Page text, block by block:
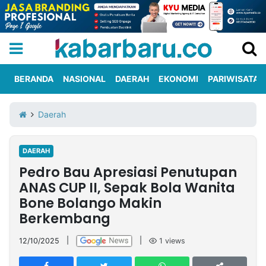
Iklan
Berita
Kami
Nasional
International
Olahraga
Entertainment
Daerah
Pariwisata
Kuliner
Kolom
Network
PT
TREETAN
BERANDA NASIONAL DAERAH EKONOMI PARIWISATA
Daerah
DAERAH
Pedro Bau Apresiasi Penutupan
ANAS CUP II, Sepak Bola Wanita
Bone Bolango Makin
Berkembang
12/10/2025 1 views